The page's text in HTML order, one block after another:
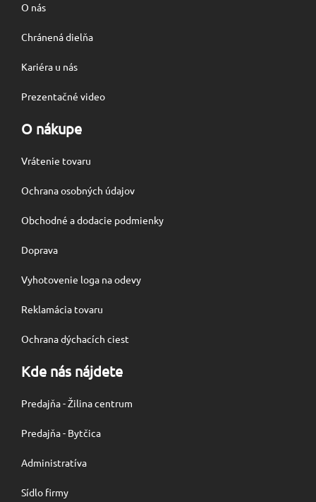
O nás
Chránená dielňa
Kariéra u nás
Prezentačné video
O nákupe
Vrátenie tovaru
Ochrana osobných údajov
Obchodné a dodacie podmienky
Doprava
Vyhotovenie loga na odevy
Reklamácia tovaru
Ochrana dýchacích ciest
Kde nás nájdete
Predajňa - Žilina centrum
Predajňa - Bytčica
Administratíva
Sídlo firmy